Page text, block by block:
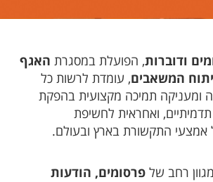
ודוברות, הפועלת במסגרת האגף
המשאבים, עומדת לרשות כל
ומעניקה תמיכה מקצועית בהפקת
תדמיתיים, ואחראית לחשיפת
אמצעי התקשורת בארץ ובעולם.
רחב של פרסומים, הודעות